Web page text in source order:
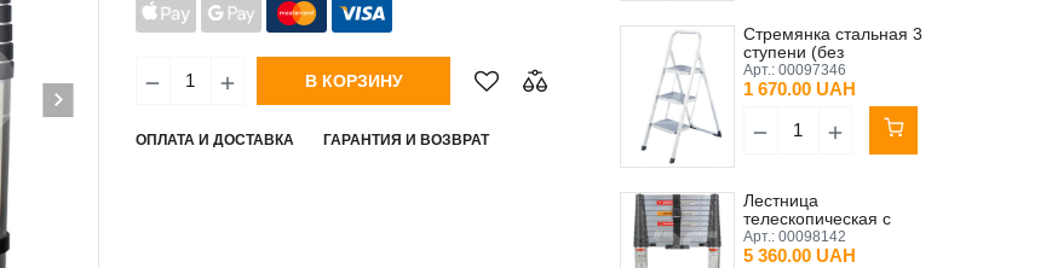
В КОРЗИНУ
ОПЛАТА И ДОСТАВКА ГАРАНТИЯ И ВОЗВРАТ
Стремянка стальная 3
ступени (без
противоскользящего
покрытия)
Арт.: 00097346
1 670.00 UAH
Лестница
телескопическая с
воздушной системой
складывания 11 ступеней
Арт.: 00098142
5 360.00 UAH